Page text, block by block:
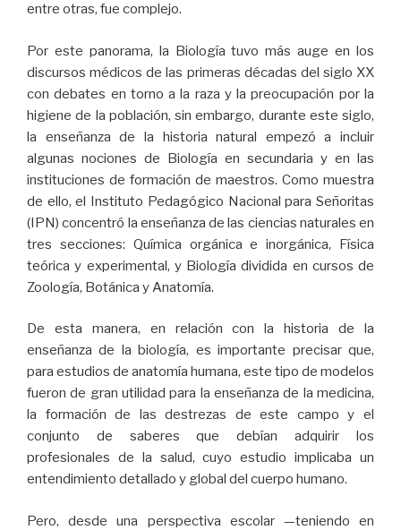
entre otras, fue complejo.
Por este panorama, la Biología tuvo más auge en los
discursos médicos de las primeras décadas del siglo XX
con debates en torno a la raza y la preocupación por la
higiene de la población, sin embargo, durante este siglo,
la enseñanza de la historia natural empezó a incluir
algunas nociones de Biología en secundaria y en las
instituciones de formación de maestros. Como muestra
de ello, el Instituto Pedagógico Nacional para Señoritas
(IPN) concentró la enseñanza de las ciencias naturales en
tres secciones: Química orgánica e inorgánica, Física
teórica y experimental, y Biología dividida en cursos de
Zoología, Botánica y Anatomía.
De esta manera, en relación con la historia de la
enseñanza de la biología, es importante precisar que,
para estudios de anatomía humana, este tipo de modelos
fueron de gran utilidad para la enseñanza de la medicina,
la formación de las destrezas de este campo y el
conjunto de saberes que debían adquirir los
profesionales de la salud, cuyo estudio implicaba un
entendimiento detallado y global del cuerpo humano.
Pero, desde una perspectiva escolar —teniendo en